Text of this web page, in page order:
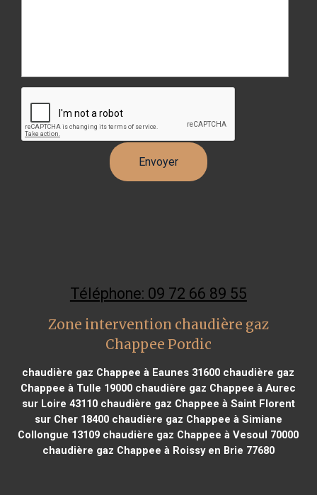
Téléphone: 09 72 66 89 55
Zone intervention chaudière gaz
Chappee Pordic
chaudière gaz Chappee à Eaunes 31600 chaudière gaz
Chappee à Tulle 19000 chaudière gaz Chappee à Aurec
sur Loire 43110chaudière gaz Chappee à Saint Florent
sur Cher 18400chaudière gaz Chappee à Simiane
Collongue 13109 chaudière gaz Chappee à Vesoul 70000
chaudière gaz Chappee à Roissy en Brie 77680